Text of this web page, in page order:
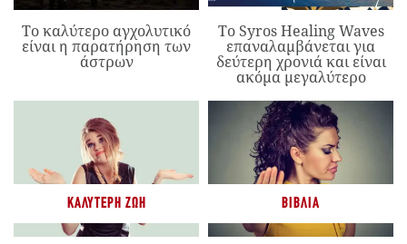
Το καλύτερο αγχολυτικό
είναι η παρατήρηση των
άστρων
Το Syros Healing Waves
επαναλαμβάνεται για
δεύτερη χρονιά και είναι
ακόμα μεγαλύτερο
ΚΑΛΎΤΕΡΗ ΖΩΉ ΒΙΒΛΊΑ